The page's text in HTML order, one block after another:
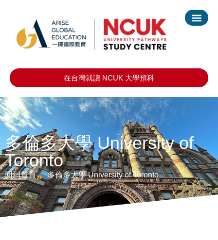
在台灣就讀 NCUK 大學預科
多倫多大學 University of
Toronto
回到首頁 多倫多大學 University of Toronto